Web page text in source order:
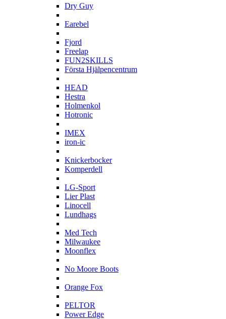
Dry Guy
Earebel
Fjord
Freelap
FUN2SKILLS
Första Hjälpencentrum
HEAD
Hestra
Holmenkol
Hotronic
IMEX
iron-ic
Knickerbocker
Komperdell
LG-Sport
Lier Plast
Linocell
Lundhags
Med Tech
Milwaukee
Moonflex
No Moore Boots
Orange Fox
PELTOR
Power Edge